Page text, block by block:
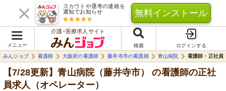
スカウトや選考の連絡を
通知でお知らせ
無料インストール
メニュー
介護･医療求人サイト
検索
ログインする
みんジョブ
看護師 大阪府の看護師 藤井寺市の看護師 青山病院 看護師・正社員
【7/28更新】青山病院（藤井寺市）
の看護師の正社
員求人（オペレーター）